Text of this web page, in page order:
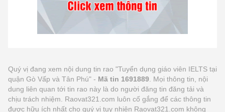
Quý vị đang xem nội dung tin rao "Tuyển dụng giáo viên IELTS tại
quận Gò Vấp và Tân Phú" - Mã tin 1691889 . Mọi thông tin, nội
dung liên quan tới tin rao này là do người đăng tin đăng tải và
chịu trách nhiệm. Raovat321.com luôn cố gắng để các thông tin
được hữu ích nhất cho quý vị tuy nhiên Raovat321.com không